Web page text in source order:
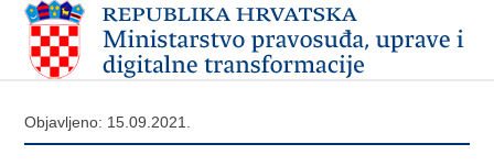
Objavljeno: 15.09.2021.